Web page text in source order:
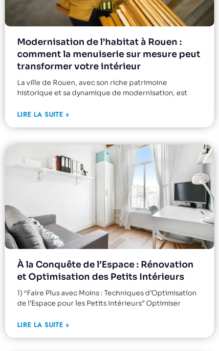
Modernisation de l’habitat à Rouen :
comment la menuiserie sur mesure peut
transformer votre intérieur
La ville de Rouen, avec son riche patrimoine
historique et sa dynamique de modernisation, est
LIRE LA SUITE »
À la Conquête de l’Espace : Rénovation
et Optimisation des Petits Intérieurs
1) “Faire Plus avec Moins : Techniques d’Optimisation
de l’Espace pour les Petits Intérieurs” Optimiser
LIRE LA SUITE »